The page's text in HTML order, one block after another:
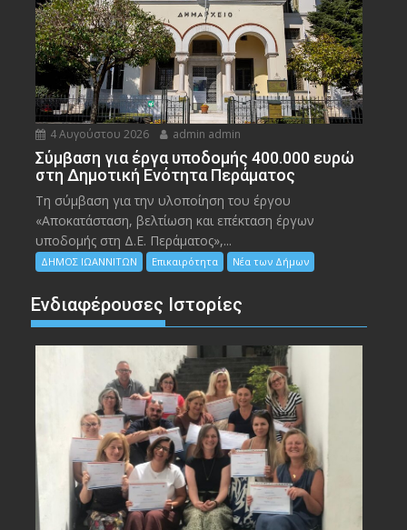
4 Αυγούστου 2026 admin admin
Σύμβαση για έργα υποδομής 400.000 ευρώ
στη Δημοτική Ενότητα Περάματος
Τη σύμβαση για την υλοποίηση του έργου
«Αποκατάσταση, βελτίωση και επέκταση έργων
υποδομής στη Δ.Ε. Περάματος»,...
ΔΗΜΟΣ ΙΩΑΝΝΙΤΩΝ Επικαιρότητα Νέα των Δήμων
Ενδιαφέρουσες Ιστορίες